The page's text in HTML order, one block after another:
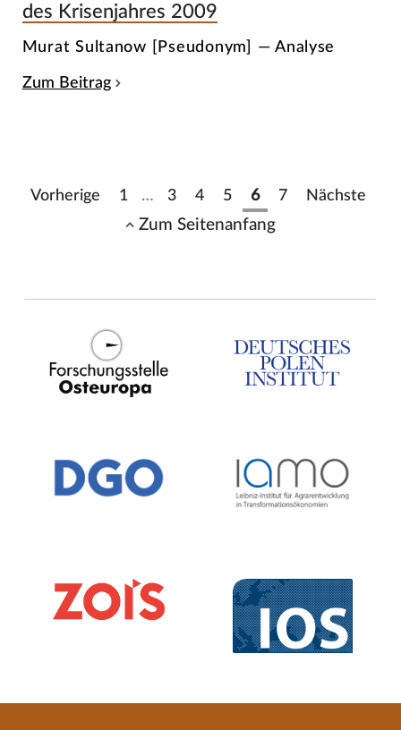
des Krisenjahres 2009
Murat Sultanow [Pseudonym] — Analyse
Zum Beitrag
Vorherige 1 … 3 4 5 6 7 Nächste
Zum Seitenanfang